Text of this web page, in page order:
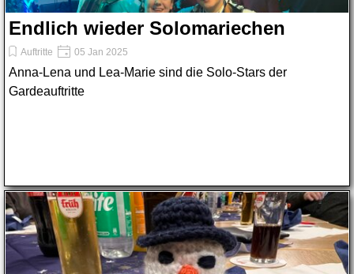
Endlich wieder Solomariechen
Auftritte 05 Jan 2025
Anna-Lena und Lea-Marie sind die Solo-Stars der
Gardeauftritte